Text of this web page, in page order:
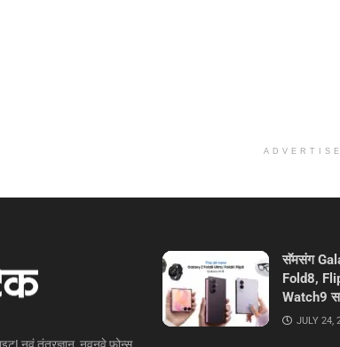
सॅमसंग
Fold8,
Watch9
JULY 24,